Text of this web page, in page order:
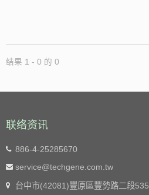
结果 1 - 0 的 0
联络资讯
886-4-25285670
service@techgene.com.tw
台中市(42081)豐原區豐勢路二段